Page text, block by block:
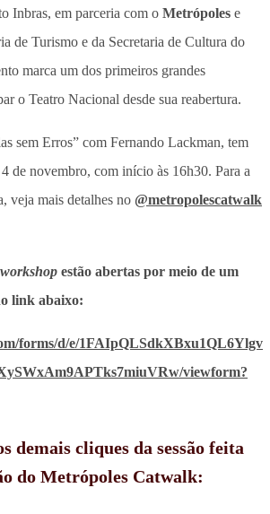
Inbras, em parceria com o Metrópoles e
de Turismo e da Secretaria de Cultura do
marca um dos primeiros grandes
o Teatro Nacional desde sua reabertura.
sem Erros” com Fernando Lackman, tem
de novembro, com início às 16h30. Para a
veja mais detalhes no @metropolescatwalk
workshop estão abertas por meio de um
link abaixo:
forms/d/e/1FAIpQLSdkXBxu1QL6Ylgv
viewform?
demais cliques da sessão feita
do Metrópoles Catwalk: